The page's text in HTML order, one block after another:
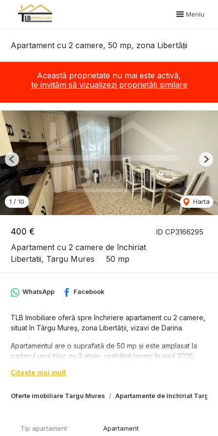
Meniu
Apartament cu 2 camere, 50 mp, zona Libertății
Această proprietate nu mai este activă,
te invităm să vizualizezi proprietăți similare
ID CP3166295
400 €
Apartament cu 2 camere de închiriat
Libertatii, Targu Mures
50 mp
1 / 10 Harta
Previous
Oferte imobiliare Targu Mures Apartamente de închiriat Targu
WhatsApp Facebook
TLB Imobiliare oferă spre închiriere apartament cu 2 camere,
situat în Târgu Mureș, zona Libertății, vizavi de Darina.
Apartamentul are o suprafață de 50 mp și este amplasat la
parterul unui bloc cu 3 etaje, reabilitat termic în anul 2025.
din două camere tip dormitor, bucătărie spațioasă open-
calorifere noi. Dispune de centrală termică proprie pe gaz,
Citește mai mult
Tip apartament Apartament